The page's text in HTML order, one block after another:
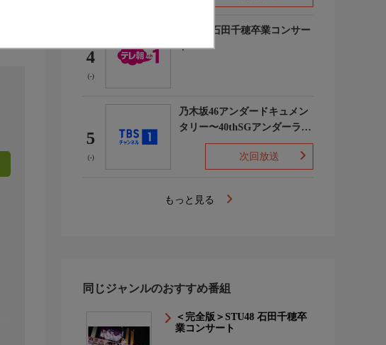
4
(-)
STU48 石田千穂卒業コンサー
ト
5
(-)
乃木坂46アンダードキュメン
タリー〜40thSGアンダーライ
ブ舞台裏〜
次回放送
もっと見る
同じジャンルのおすすめ番組
＜完全版＞STU48 石田千穂卒
業コンサート